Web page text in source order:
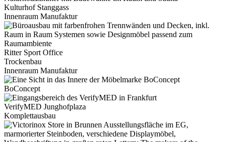
Kulturhof Stanggass
Innenraum Manufaktur
Ritter Sport Office
Trockenbau
Innenraum Manufaktur
BoConcept
VerifyMED Junghofplaza
Komplettausbau